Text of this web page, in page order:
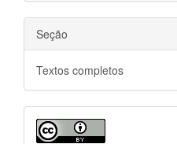
Seção
Textos completos